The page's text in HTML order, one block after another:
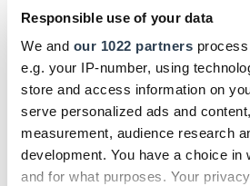
Responsible use of your data
We and our 1022 partners
e.g. your IP-number, using
store and access information on
serve personalized ads and
measurement, audience research
development. You have a choice in
and for what purposes. Your
von vielen Städten im In- und Ausland
hinaus bietet die
Rheinstadt
umfangreiches Freizeitangebot.
den Standorten Köln undMünchen
dieGHM alleiniger Veranstalteran
Weitere Infos zurFarbe,
Ausbau und Fassade
gibt es auf der